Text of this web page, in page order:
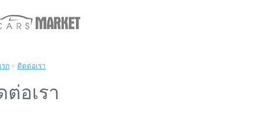
ก » ติดต่อเรา
ต่อเรา